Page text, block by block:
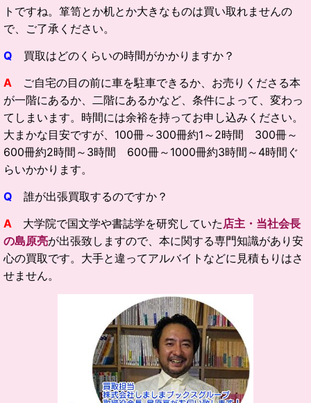
トですね。箪笥とか机とか大きなものは買い取れませんの
で、ご了承ください。
Q 買取はどのくらいの時間がかかりますか？
A ご自宅の目の前に車を駐車できるか、お売りくださる本
が一階にあるか、二階にあるかなど、条件によって、変わっ
てしまいます。時間には余裕を持ってお申し込みください。
大まかな目安ですが、100冊～300冊約1～2時間 300冊～
600冊約2時間～3時間 600冊～1000冊約3時間～4時間ぐ
らいかかります。
Q 誰が出張買取するのですか？
A 大学院で国文学や書誌学を研究していた店主・当社会長
の島原亮が出張致しますので、本に関する専門知識があり安
心の買取です。大手と違ってアルバイトなどに見積もりはさ
せません。